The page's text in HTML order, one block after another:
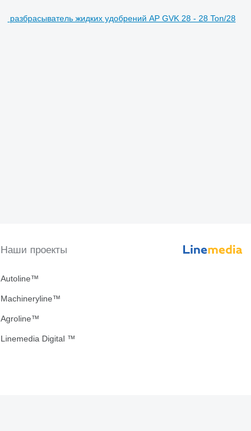
разбрасыватель жидких удобрений AP GVK 28 - 28 Ton/28
Наши проекты
Autoline™
Machineryline™
Agroline™
Linemedia Digital ™